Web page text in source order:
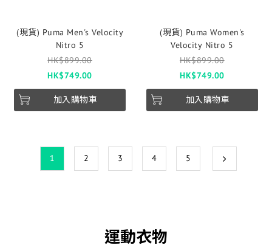
(現貨) Puma Men's Velocity
Nitro 5
HK$899.00
HK$749.00
加入購物車
(現貨) Puma Women's
Velocity Nitro 5
HK$899.00
HK$749.00
加入購物車
1 2 3 4 5
運動衣物